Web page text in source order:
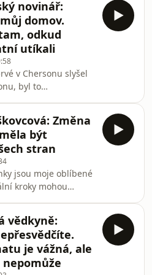
koordinátorka
Koridor UA.
asi hodinu
fronty. Její
jiné dováží
sítě, které
chránit před
tak blízko
novinář:
domov.
odkud
utíkali
v Chersonu slyšel
byl to
zde bezpečně.
že mám v této
praprarodiče. “ I to
irský novinář
jehož reportáže z
lidí po celém
podcastu Bedny
p
Změna
být
stran
jsou moje oblíbené
kroky mohou
mladá
faktů o změně
jak ji řešit.Všechny
můžete pohodlně
vědkyně:
je vážná, ale